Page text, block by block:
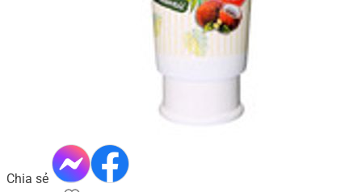
Chia sẻ